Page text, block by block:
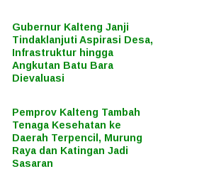
Gubernur Kalteng Janji
Tindaklanjuti Aspirasi Desa,
Infrastruktur hingga
Angkutan Batu Bara
Dievaluasi
Pemprov Kalteng Tambah
Tenaga Kesehatan ke
Daerah Terpencil, Murung
Raya dan Katingan Jadi
Sasaran